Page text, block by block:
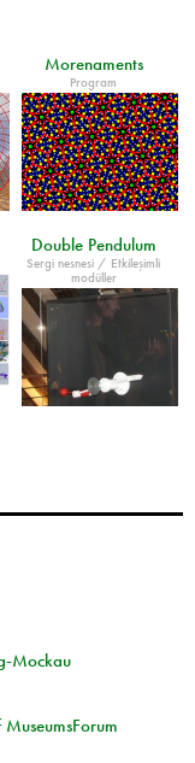
Morenaments
Program
Double Pendulum
Sergi nesnesi / Etkileşimli
modüller
Mockau